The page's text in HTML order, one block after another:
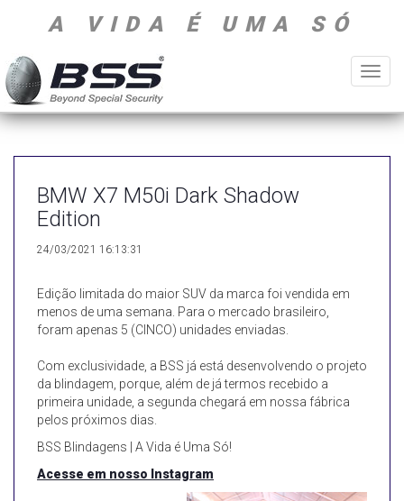
A VIDA É UMA SÓ
BMW X7 M50i Dark Shadow
Edition
24/03/2021 16:13:31
Edição limitada do maior SUV da marca foi vendida em
menos de uma semana. Para o mercado brasileiro,
foram apenas 5 (CINCO) unidades enviadas.
Com exclusividade, a BSS já está desenvolvendo o projeto
da blindagem, porque, além de já termos recebido a
primeira unidade, a segunda chegará em nossa fábrica
pelos próximos dias.
BSS Blindagens | A Vida é Uma Só!
Acesse em nosso Instagram